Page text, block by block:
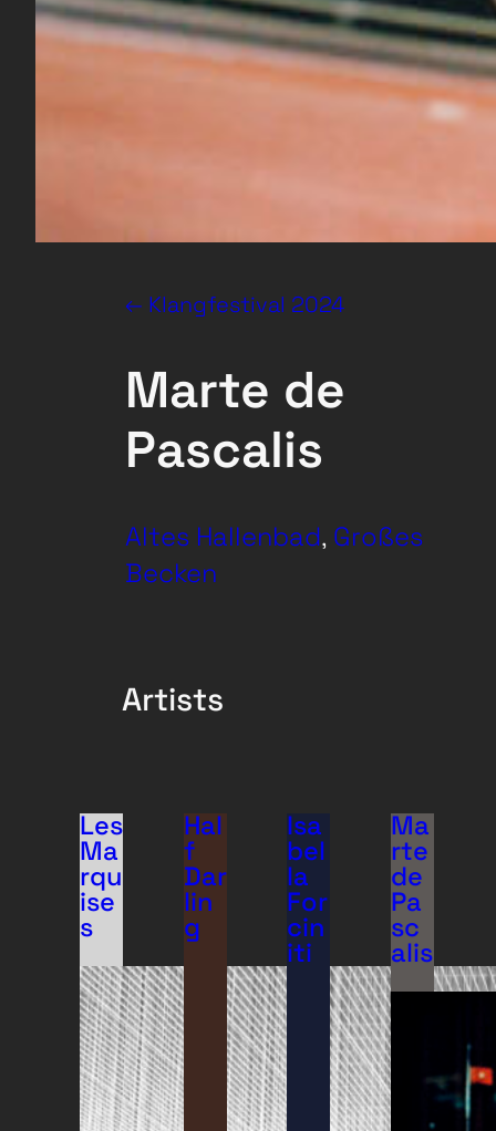
← Klangfestival 2024
Marte de
Pascalis
Altes Hallenbad, Großes
Becken
Artists
Les
Ma
rqu
ise
s
Hal
f
Dar
lin
g
Isa
bel
la
For
cin
iti
Ma
rte
de
Pa
sc
alis